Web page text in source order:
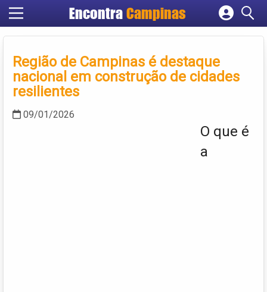
Encontra Campinas
Cadastrar empresa
Criar conta
Região de Campinas é destaque
nacional em construção de cidades
resilientes
09/01/2026
O que é
a